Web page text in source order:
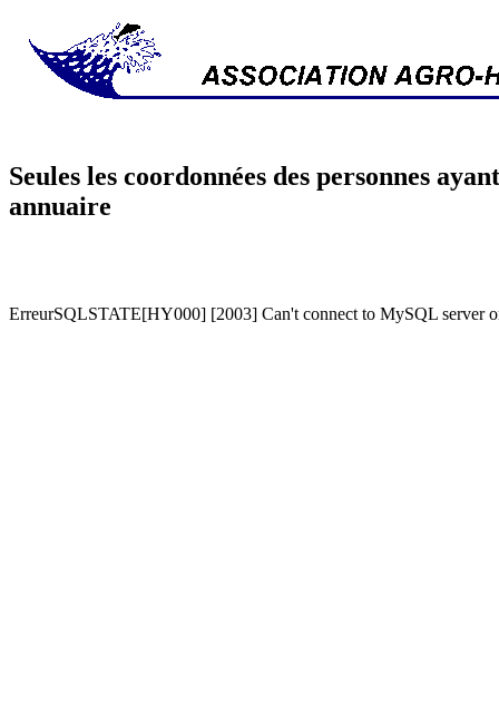
Seules les coordonnées des personnes
annuaire
ErreurSQLSTATE[HY000] [2003] Can't connect to MySQL server